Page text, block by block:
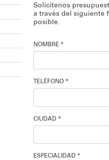
Solicítenos
a través del siguiente
posible.
NOMBRE *
TELÉFONO *
CIUDAD *
ESPECIALIDAD *